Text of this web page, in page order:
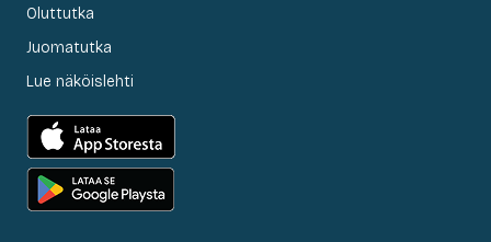
Oluttutka
Juomatutka
Lue näköislehti